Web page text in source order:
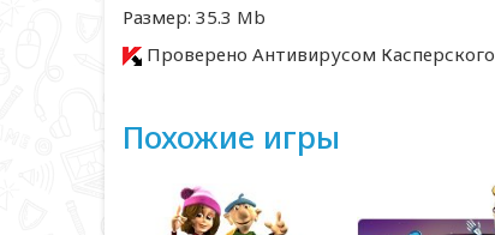
Размер: 35.3 Mb
Проверено Антивирусом Касперского
Похожие игры